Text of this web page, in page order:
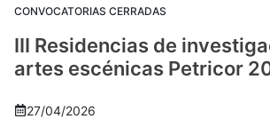
CONVOCATORIAS CERRADAS
III Residencias de
artes escénicas Petricor
27/04/2026